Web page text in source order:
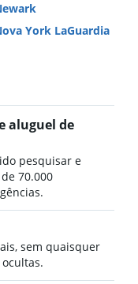
York LaGuardia
aluguel de
pesquisar e
70.000
sem quaisquer